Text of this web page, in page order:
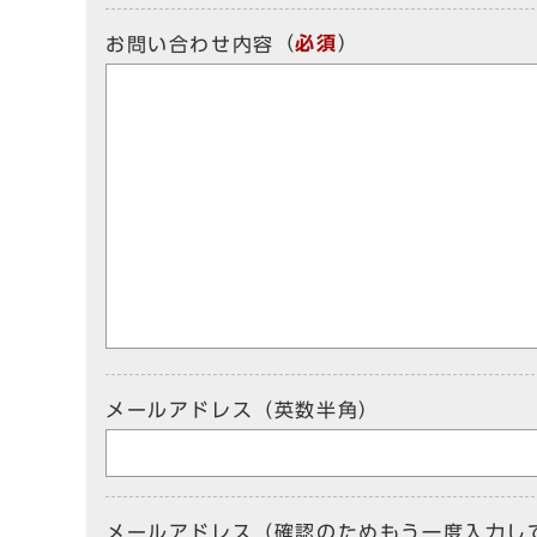
お問い合わせ内容 （必須）
メールアドレス（英数半角）
メールアドレス（確認のためもう一度入力し